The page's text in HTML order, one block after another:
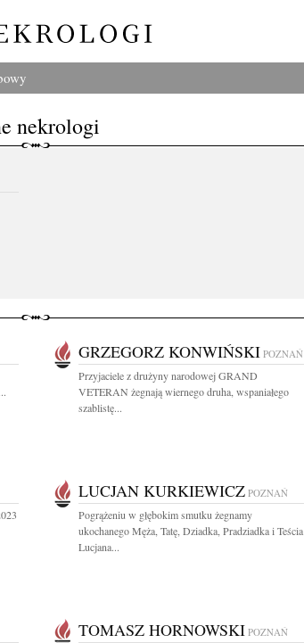
nekrologi
GRZEGORZ KONWIŃSKI POZNAŃ
Przyjaciele z drużyny narodowej GRAND
VETERAN żegnają wiernego druha, wspaniałego
szablistę...
LUCJAN KURKIEWICZ POZNAŃ
Pogrążeniu w głębokim smutku żegnamy
ukochanego Męża, Tatę, Dziadka, Pradziadka i Teścia
Lucjana...
TOMASZ HORNOWSKI POZNAŃ